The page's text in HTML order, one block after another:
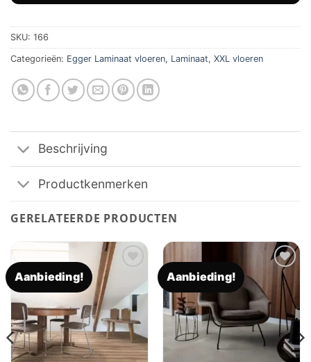
SKU: 166
Categorieën: Egger Laminaat vloeren, Laminaat, XXL vloeren
Beschrijving
Productkenmerken
GERELATEERDE PRODUCTEN
Aanbieding!
Toevoegen
verlanglijst
Aanbieding!
Toevoegen
verlanglijst